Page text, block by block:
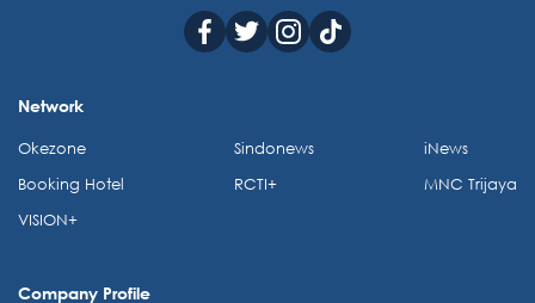
Network
Okezone
Booking Hotel
VISION+
Sindonews
RCTI+
iNews
MNC Trijaya
Company Profile